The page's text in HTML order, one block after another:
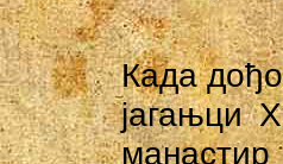
Када
јагањци